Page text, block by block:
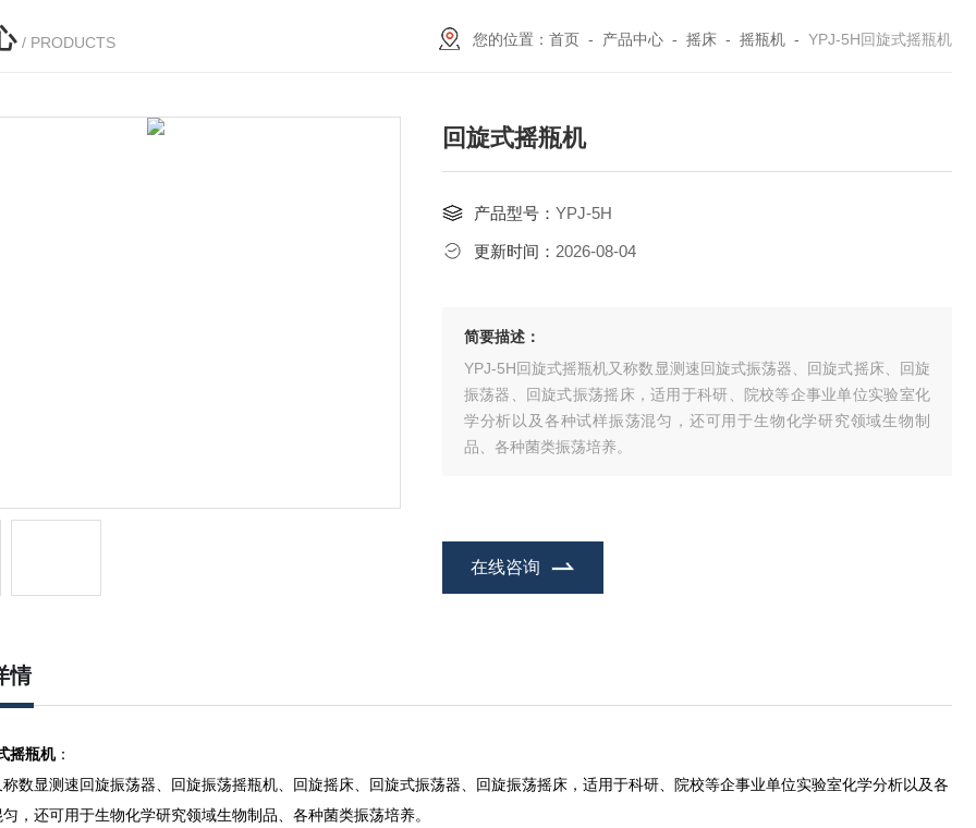
/ PRODUCTS 您的位置： 首页 - 产品中心 - 摇床 - 摇瓶机 - YPJ-5H回旋式摇瓶机
回旋式摇瓶机
产品型号： YPJ-5H
更新时间： 2026-08-04
简要描述：
YPJ-5H回旋式摇瓶机又称数显测速回旋式振荡器、回旋式摇床、回旋
振荡器、回旋式振荡摇床，适用于科研、院校等企事业单位实验室化
学分析以及各种试样振荡混匀，还可用于生物化学研究领域生物制
品、各种菌类振荡培养。
在线咨询
情
摇瓶机：
数显测速回旋振荡器、回旋振荡摇瓶机、回旋摇床、回旋式振荡器、回旋振荡摇床，适用于科研、院校等企事业单位实验室化学分析以及各
，还可用于生物化学研究领域生物制品、各种菌类振荡培养。